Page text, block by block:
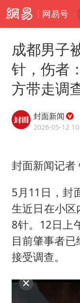
网易号
成都男子
针，伤者
方带走调
封面新闻
2026-05-12
封面新闻记者
5月11日，封
生近日在小
8针。12日上
目前肇事者
接受调查。